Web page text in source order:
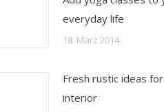
everyday life
18. März 2014
Fresh rustic ideas
interior